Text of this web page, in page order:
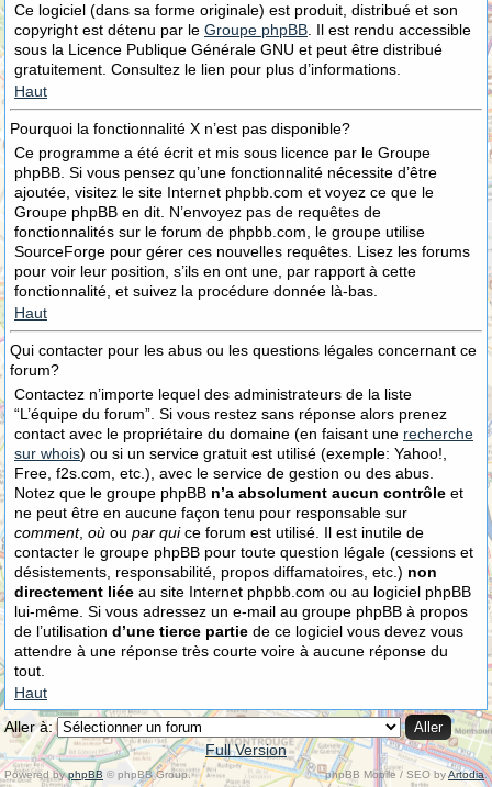
Ce logiciel (dans sa forme originale) est produit, distribué et son
copyright est détenu par le Groupe phpBB . Il est rendu accessible
sous la Licence Publique Générale GNU et peut être distribué
gratuitement. Consultez le lien pour plus d’informations.
Haut
Pourquoi la fonctionnalité X n’est pas disponible?
Ce programme a été écrit et mis sous licence par le Groupe
phpBB. Si vous pensez qu’une fonctionnalité nécessite d’être
ajoutée, visitez le site Internet phpbb.com et voyez ce que le
Groupe phpBB en dit. N’envoyez pas de requêtes de
fonctionnalités sur le forum de phpbb.com, le groupe utilise
SourceForge pour gérer ces nouvelles requêtes. Lisez les forums
pour voir leur position, s’ils en ont une, par rapport à cette
fonctionnalité, et suivez la procédure donnée là-bas.
Haut
Qui contacter pour les abus ou les questions légales concernant ce
forum?
Contactez n’importe lequel des administrateurs de la liste
“L’équipe du forum”. Si vous restez sans réponse alors prenez
contact avec le propriétaire du domaine (en faisant une recherche
sur whois) ou si un service gratuit est utilisé (exemple: Yahoo!,
Free, f2s.com, etc.), avec le service de gestion ou des abus.
Notez que le groupe phpBB n’a absolument aucun contrôle et
ne peut être en aucune façon tenu pour responsable sur
comment, où ou par quice forum est utilisé. Il est inutile de
contacter le groupe phpBB pour toute question légale (cessions et
désistements, responsabilité, propos diffamatoires, etc.) non
directement liée au site Internet phpbb.com ou au logiciel phpBB
lui-même. Si vous adressez un e-mail au groupe phpBB à propos
de l’utilisation d’une tierce partie de ce logiciel vous devez vous
attendre à une réponse très courte voire à aucune réponse du
tout.
Haut
Aller à:
Full Version
Powered byphpBB © phpBB Group. phpBB Mobile / SEO byArtodia.